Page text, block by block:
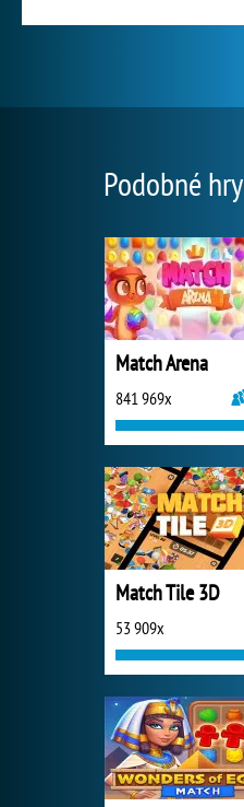
Podobné hry
Match Arena
841 969x
Match Tile 3D
53 909x